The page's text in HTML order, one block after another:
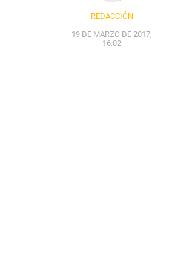
REDACCIÓN
19 DE MARZO DE 2017,
16:02